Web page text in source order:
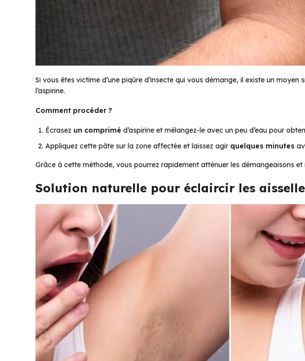
Si vous êtes victime d’une piqûre d’insecte qui vous démange, il existe un moyen
l’aspirine.
Comment procéder ?
Écrasez un comprimé d’aspirine et mélangez-le avec un peu d’eau pour
Appliquez cette pâte sur la zone affectée et laissez agir quelques minutes
Grâce à cette méthode, vous pourrez rapidement atténuer les démangeaisons et
Solution naturelle pour éclaircir les